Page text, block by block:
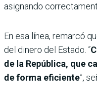
asignando
En esa línea, remarcó
del dinero del Estado. “
de la República, que
de forma eficiente”,